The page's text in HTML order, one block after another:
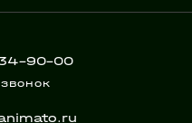
90-00